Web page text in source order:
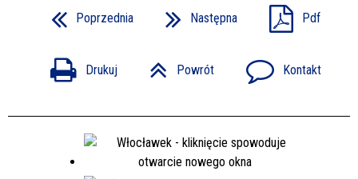
Poprzednia Następna Pdf
Drukuj Powrót Kontakt